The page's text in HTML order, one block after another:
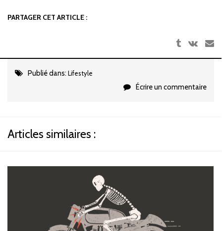
PARTAGER CET ARTICLE :
Publié dans: Lifestyle
Écrire un commentaire
Articles similaires :